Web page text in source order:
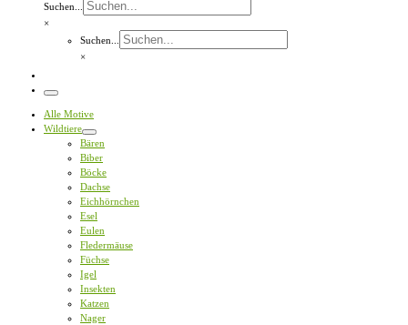
Suchen...
×
Suchen...
×
Menü
Alle Motive
Wildtiere
Bären
Biber
Böcke
Dachse
Eichhörnchen
Esel
Eulen
Fledermäuse
Füchse
Igel
Insekten
Katzen
Nager